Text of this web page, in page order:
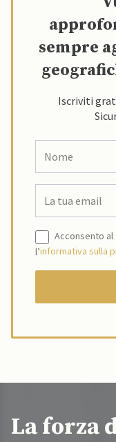
sempre
Iscriviti
Acconsento
l’informativa sulla
La forza